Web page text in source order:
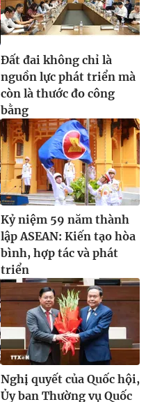
Đất đai không chỉ là
nguồn lực phát triển mà
còn là thước đo công
bằng
Kỷ niệm 59 năm thành
lập ASEAN: Kiến tạo hòa
bình, hợp tác và phát
triển
Nghị quyết của Quốc hội,
Ủy ban Thường vụ Quốc